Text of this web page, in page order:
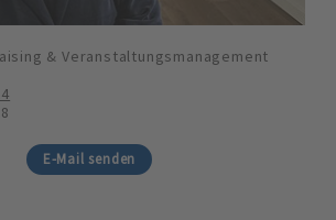
& Veranstaltungsmanagement
E-Mail senden